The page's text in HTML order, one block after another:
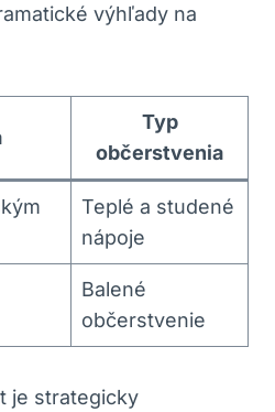
výhľady na
Typ
občerstvenia
Teplé a studené
nápoje
Balené
občerstvenie
je strategicky